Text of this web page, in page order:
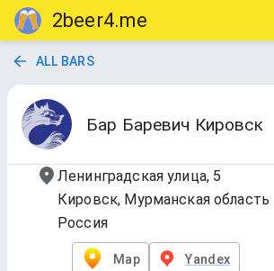
2beer4.me
ALL BARS
Бар Баревич Кировск
Ленинградская улица, 5
Кировск, Мурманская область
Россия
Map Yandex